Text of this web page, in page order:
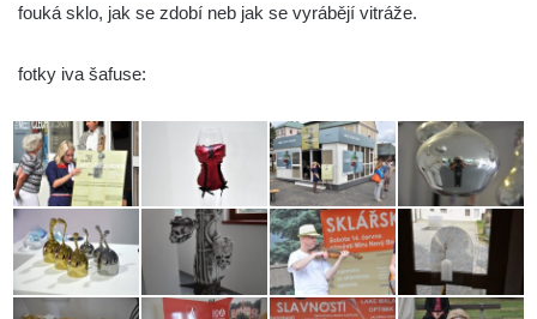
fouká sklo, jak se zdobí neb jak se vyrábějí vitráže.
fotky iva šafuse: